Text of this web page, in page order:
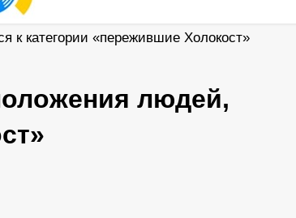
к категории «пережившие Холокост»
людей,